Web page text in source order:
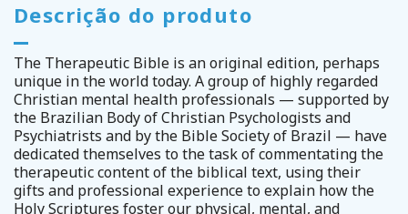
Descrição do produto
The Therapeutic Bible is an original edition, perhaps
unique in the world today. A group of highly regarded
Christian mental health professionals — supported by
the Brazilian Body of Christian Psychologists and
Psychiatrists and by the Bible Society of Brazil — have
dedicated themselves to the task of commentating the
therapeutic content of the biblical text, using their
gifts and professional experience to explain how the
Holy Scriptures foster our physical, mental, and